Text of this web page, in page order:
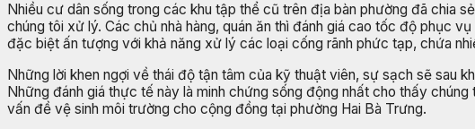
Nhiều cư dân sống trong các khu tập thể cũ trên địa bàn phường đã chia
chúng tôi xử lý. Các chủ nhà hàng, quán ăn thì đánh giá cao tốc độ phục
đặc biệt ấn tượng với khả năng xử lý các loại cống rãnh phức tạp, chứa
Những lời khen ngợi về thái độ tận tâm của kỹ thuật viên, sự sạch sẽ sau
Những đánh giá thực tế này là minh chứng sống động nhất cho thấy
vấn đề vệ sinh môi trường cho cộng đồng tại phường Hai Bà Trưng.